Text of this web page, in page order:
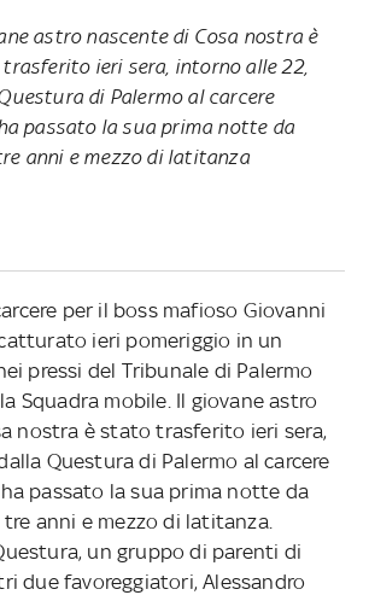
astro nascente di Cosa nostra è
ieri sera, intorno alle 22,
di Palermo al carcere
passato la sua prima notte da
anni e mezzo di latitanza
per il boss mafioso Giovanni
ieri pomeriggio in un
pressi del Tribunale di Palermo
Squadra mobile. Il giovane astro
nostra è stato trasferito ieri sera,
Questura di Palermo al carcere
passato la sua prima notte da
anni e mezzo di latitanza.
un gruppo di parenti di
due favoreggiatori, Alessandro